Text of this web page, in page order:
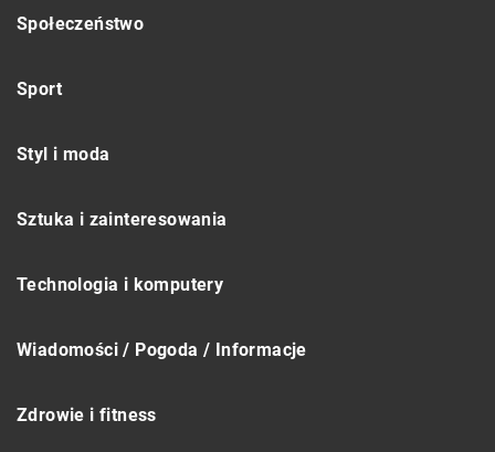
Społeczeństwo
Sport
Styl i moda
Sztuka i zainteresowania
Technologia i komputery
Wiadomości / Pogoda / Informacje
Zdrowie i fitness